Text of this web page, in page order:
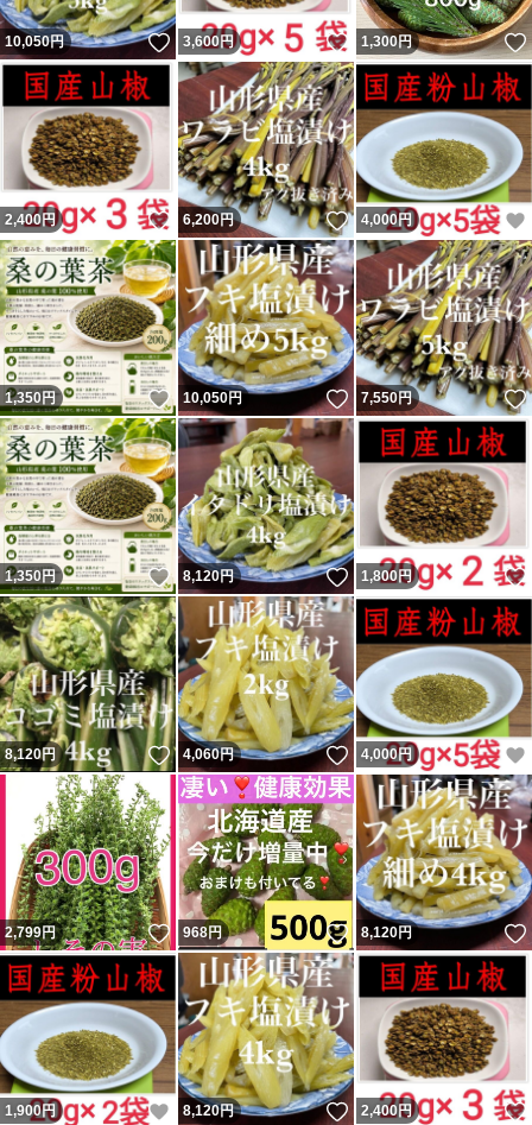
10,050円 いいね！
3,600円 いいね！
1,300円
2,400円 いいね！
6,200円 いいね！
4,000円
1,350円 いいね！
10,050円 いいね！
7,550円
1,350円 いいね！
8,120円 いいね！
1,800円
8,120円 いいね！
4,060円 いいね！
4,000円
2,799円 いいね！
968円 いいね！
8,120円
1,900円 いいね！
8,120円 いいね！
2,400円